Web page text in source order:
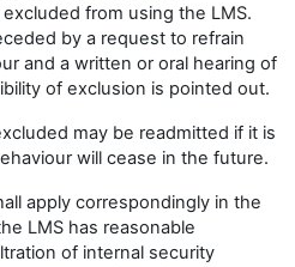
from using the LMS.
by a request to refrain
and a written or oral hearing of
of exclusion is pointed out.
may be readmitted if it is
will cease in the future.
apply correspondingly in the
LMS has reasonable
of internal security